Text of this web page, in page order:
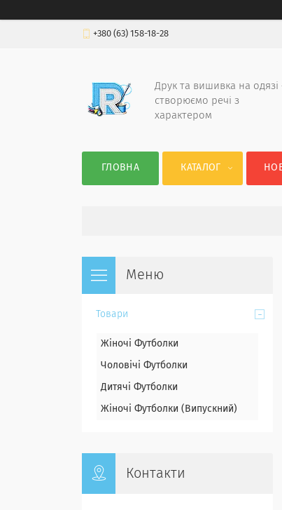
+380 (63) 158-18-28
Друк та вишивка на
створюємо речі з
характером
ГЛОВНА КАТАЛОГ
Товари
Жіночі Футболки
Чоловічі Футболки
Дитячі Футболки
Жіночі Футболки (Випускний)
Контакти